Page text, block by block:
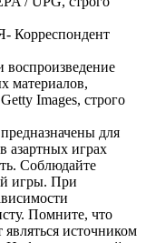
Корреспондент
воспроизведение
материалов,
Images, строго
для
азартных играх
Соблюдайте
игры. При
Помните, что
источником